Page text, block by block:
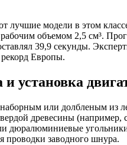
лучшие модели в этом
объемом 2,5 см³.
39,9 секунды.
Европы.
установка
или долбленым из
древесины
дюралюминиевые
заводного шнура.